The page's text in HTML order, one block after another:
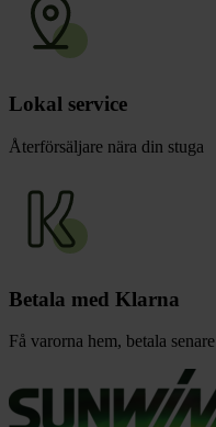
Lokal service
Återförsäljare nära din stuga
Betala med Klarna
Få varorna hem, betala senare